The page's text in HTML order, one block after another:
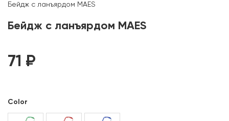
Бейдж с ланъярдом MAES
Бейдж с ланъярдом MAES
71 ₽
Color